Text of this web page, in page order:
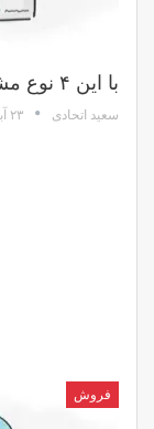
با این ۴ نوع مشتری کار نکنید
سعید اتحادی ۲۳ آبان
فروش